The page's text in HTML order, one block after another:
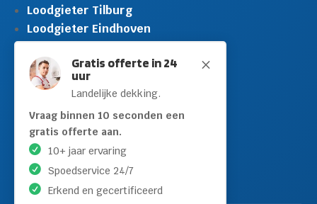
M
Gratis offerte in 24
uur
Landelijke dekking.
Vraag binnen 10 seconden een
gratis offerte aan.
10+ jaar ervaring
Spoedservice 24/7
Erkend en gecertificeerd
Loodgieter Tilburg
Loodgieter Eindhoven
Loodgieter Zoetermeer
Loodgieter Dordrecht
Loodgieter Rijswijk
Loodgieter Schiedam
Loodgieter Leidschendam
Loodgieter Hilversum